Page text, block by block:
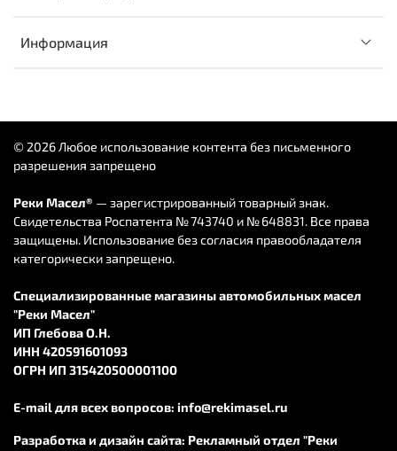
Информация
© 2026 Любое использование контента без письменного
разрешения запрещено
Реки Масел® — зарегистрированный товарный знак.
Свидетельства Роспатента № 743740 и № 648831. Все права
защищены. Использование без согласия правообладателя
категорически запрещено.
Специализированные магазины автомобильных масел
"Реки Масел"
ИП Глебова О.Н.
ИНН 420591601093
ОГРН ИП 315420500001100
E-mail для всех вопросов: info@rekimasel.ru
Разработка и дизайн сайта: Рекламный отдел "Реки